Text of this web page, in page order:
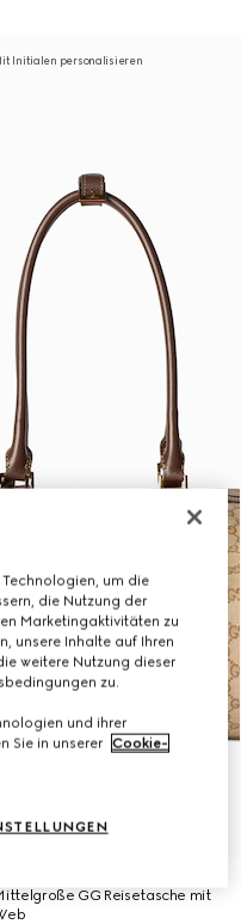
Initialen personalisieren
GG Reisetasche mit
um die
die Nutzung der
Marketingaktivitäten zu
unsere Inhalte auf Ihren
weitere Nutzung dieser
zu.
und ihrer
Sie in unserer Cookie-